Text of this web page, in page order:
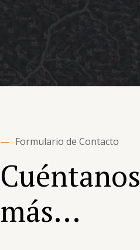
— Formulario de Contacto
Cuéntanos
más...